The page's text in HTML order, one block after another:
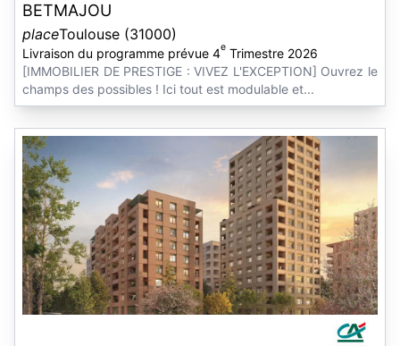
BETMAJOU
placeToulouse (31000)
Livraison du programme prévue 4e Trimestre 2026
[IMMOBILIER DE PRESTIGE : VIVEZ L'EXCEPTION] Ouvrez le
champs des possibles ! Ici tout est modulable et...